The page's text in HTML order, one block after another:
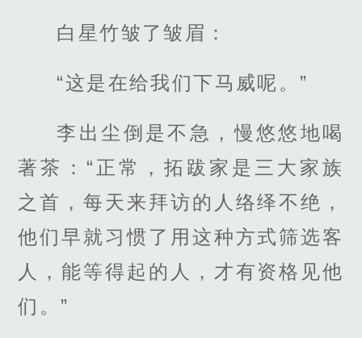
白星竹皱了皱眉：
“这是在给我们下马威呢。”
李出尘倒是不急，慢悠悠地喝
著茶：“正常，拓跋家是三大家族
之首，每天来拜访的人络绎不绝，
他们早就习惯了用这种方式筛选客
人，能等得起的人，才有资格见他
们。”